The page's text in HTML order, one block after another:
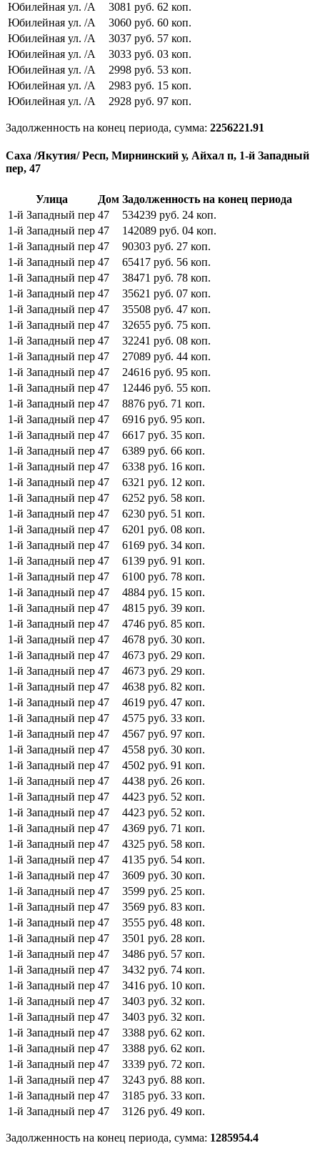
Юбилейная ул. /А 3081 руб. 62 коп.
Юбилейная ул. /А 3060 руб. 60 коп.
Юбилейная ул. /А 3037 руб. 57 коп.
Юбилейная ул. /А 3033 руб. 03 коп.
Юбилейная ул. /А 2998 руб. 53 коп.
Юбилейная ул. /А 2983 руб. 15 коп.
Юбилейная ул. /А 2928 руб. 97 коп.
Задолженность на конец периода, сумма: 2256221.91
Саха /Якутия/ Респ, Мирнинский у, Айхал п, 1-й Западный
пер, 47
Улица Дом Задолженность на конец периода
1-й Западный пер 47 534239 руб. 24 коп.
1-й Западный пер 47 142089 руб. 04 коп.
1-й Западный пер 47 90303 руб. 27 коп.
1-й Западный пер 47 65417 руб. 56 коп.
1-й Западный пер 47 38471 руб. 78 коп.
1-й Западный пер 47 35621 руб. 07 коп.
1-й Западный пер 47 35508 руб. 47 коп.
1-й Западный пер 47 32655 руб. 75 коп.
1-й Западный пер 47 32241 руб. 08 коп.
1-й Западный пер 47 27089 руб. 44 коп.
1-й Западный пер 47 24616 руб. 95 коп.
1-й Западный пер 47 12446 руб. 55 коп.
1-й Западный пер 47 8876 руб. 71 коп.
1-й Западный пер 47 6916 руб. 95 коп.
1-й Западный пер 47 6617 руб. 35 коп.
1-й Западный пер 47 6389 руб. 66 коп.
1-й Западный пер 47 6338 руб. 16 коп.
1-й Западный пер 47 6321 руб. 12 коп.
1-й Западный пер 47 6252 руб. 58 коп.
1-й Западный пер 47 6230 руб. 51 коп.
1-й Западный пер 47 6201 руб. 08 коп.
1-й Западный пер 47 6169 руб. 34 коп.
1-й Западный пер 47 6139 руб. 91 коп.
1-й Западный пер 47 6100 руб. 78 коп.
1-й Западный пер 47 4884 руб. 15 коп.
1-й Западный пер 47 4815 руб. 39 коп.
1-й Западный пер 47 4746 руб. 85 коп.
1-й Западный пер 47 4678 руб. 30 коп.
1-й Западный пер 47 4673 руб. 29 коп.
1-й Западный пер 47 4673 руб. 29 коп.
1-й Западный пер 47 4638 руб. 82 коп.
1-й Западный пер 47 4619 руб. 47 коп.
1-й Западный пер 47 4575 руб. 33 коп.
1-й Западный пер 47 4567 руб. 97 коп.
1-й Западный пер 47 4558 руб. 30 коп.
1-й Западный пер 47 4502 руб. 91 коп.
1-й Западный пер 47 4438 руб. 26 коп.
1-й Западный пер 47 4423 руб. 52 коп.
1-й Западный пер 47 4423 руб. 52 коп.
1-й Западный пер 47 4369 руб. 71 коп.
1-й Западный пер 47 4325 руб. 58 коп.
1-й Западный пер 47 4135 руб. 54 коп.
1-й Западный пер 47 3609 руб. 30 коп.
1-й Западный пер 47 3599 руб. 25 коп.
1-й Западный пер 47 3569 руб. 83 коп.
1-й Западный пер 47 3555 руб. 48 коп.
1-й Западный пер 47 3501 руб. 28 коп.
1-й Западный пер 47 3486 руб. 57 коп.
1-й Западный пер 47 3432 руб. 74 коп.
1-й Западный пер 47 3416 руб. 10 коп.
1-й Западный пер 47 3403 руб. 32 коп.
1-й Западный пер 47 3403 руб. 32 коп.
1-й Западный пер 47 3388 руб. 62 коп.
1-й Западный пер 47 3388 руб. 62 коп.
1-й Западный пер 47 3339 руб. 72 коп.
1-й Западный пер 47 3243 руб. 88 коп.
1-й Западный пер 47 3185 руб. 33 коп.
1-й Западный пер 47 3126 руб. 49 коп.
Задолженность на конец периода, сумма: 1285954.4